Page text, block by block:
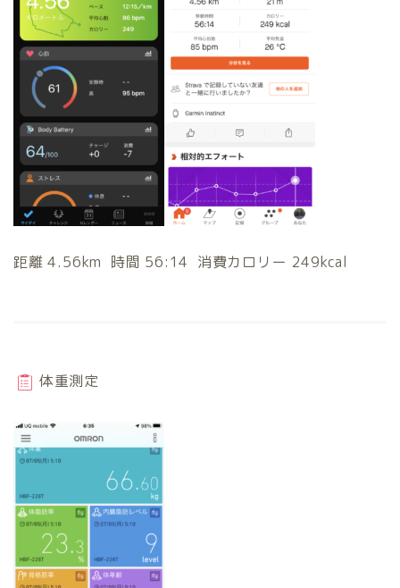
距離 4.56km 時間 56:14 消費カロリー 249kcal
体重測定